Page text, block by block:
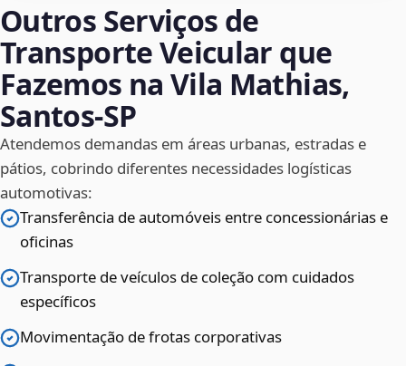
Outros Serviços de
Transporte Veicular que
Fazemos na Vila Mathias,
Santos‑SP
Atendemos demandas em áreas urbanas, estradas e
pátios, cobrindo diferentes necessidades logísticas
automotivas:
Transferência de automóveis entre concessionárias e
oficinas
Transporte de veículos de coleção com cuidados
específicos
Movimentação de frotas corporativas